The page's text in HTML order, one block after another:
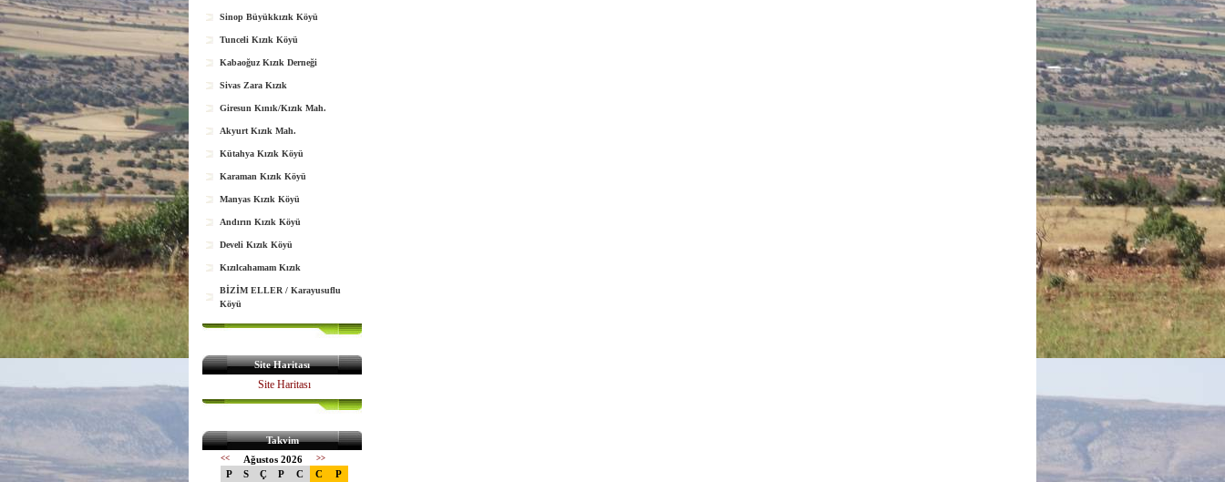
Sinop Büyükkızık Köyü
Tunceli Kızık Köyü
Kabaoğuz Kızık Derneği
Sivas Zara Kızık
Giresun Kınık/Kızık Mah.
Akyurt Kızık Mah.
Kütahya Kızık Köyü
Karaman Kızık Köyü
Manyas Kızık Köyü
Andırın Kızık Köyü
Develi Kızık Köyü
Kızılcahamam Kızık
BİZİM ELLER / Karayusuflu
Köyü
Site Haritası
Site Haritası
Takvim
<< Ağustos 2026 >>
P S Ç P C C P